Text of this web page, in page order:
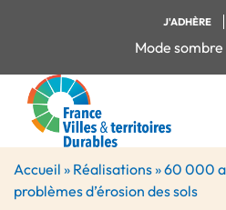
J'ADHÈRE
Mode sombre
Accueil » Réalisations»60 000
problèmes d’érosion des sols